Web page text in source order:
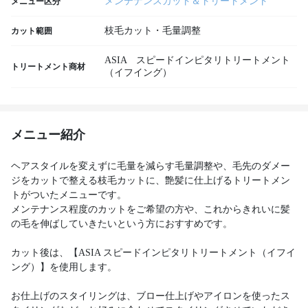
カット範囲 枝毛カット・毛量調整
トリートメント商材
ASIA スピードインピタリトリートメント
（イフイング）
メニュー紹介
ヘアスタイルを変えずに毛量を減らす毛量調整や、毛先のダメー
ジをカットで整える枝毛カットに、艶髪に仕上げるトリートメン
トがついたメニューです。
メンテナンス程度のカットをご希望の方や、これからきれいに髪
の毛を伸ばしていきたいという方におすすめです。
カット後は、【ASIA スピードインピタリトリートメント（イフイ
ング）】を使用します。
お仕上げのスタイリングは、ブロー仕上げやアイロンを使ったス